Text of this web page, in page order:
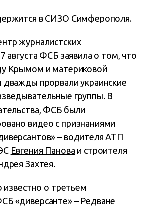
в СИЗО Симферополя.
журналистских
августа ФСБ заявила о том, что
Крымом и материковой
дважды прорвали украинские
группы. В
ФСБ были
видео с признаниями
– водителя АТП
Евгения Панова и строителя
Захтея.
известно о третьем
«диверсанте» – Редване